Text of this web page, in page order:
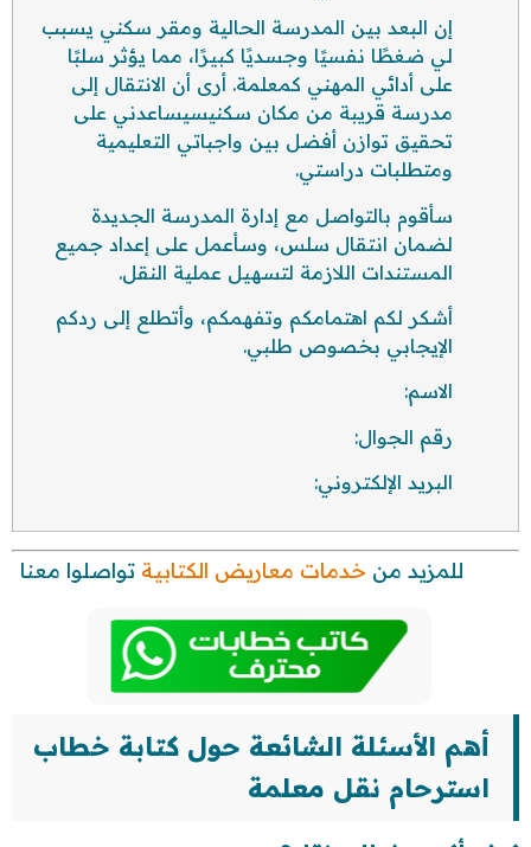
إن البعد بين المدرسة الحالية ومقر سكني يسبب
لي ضغطًا نفسيًا وجسديًا كبيرًا، مما يؤثر سلبًا
على أدائي المهني كمعلمة. أرى أن الانتقال إلى
مدرسة قريبة من مكان سكنيسيساعدني على
تحقيق توازن أفضل بين واجباتي التعليمية
ومتطلبات دراستي.
سأقوم بالتواصل مع إدارة المدرسة الجديدة
لضمان انتقال سلس، وسأعمل على إعداد جميع
المستندات اللازمة لتسهيل عملية النقل.
أشكر لكم اهتمامكم وتفهمكم، وأتطلع إلى ردكم
الإيجابي بخصوص طلبي.
الاسم:
رقم الجوال:
البريد الإلكتروني:
للمزيد من خدمات معاريض الكتابية تواصلوا معنا
أهم الأسئلة الشائعة حول كتابة خطاب
استرحام نقل معلمة